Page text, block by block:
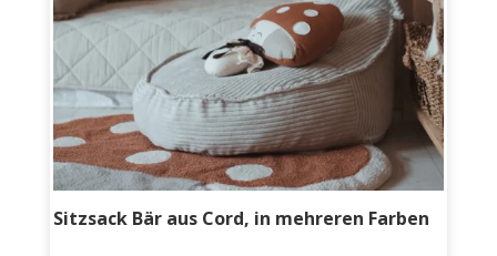
Sitzsack Bär aus Cord, in mehreren Farben